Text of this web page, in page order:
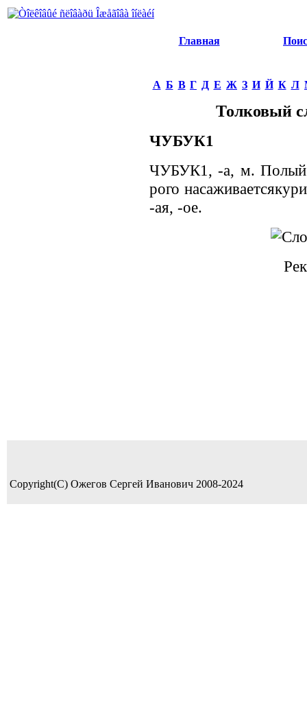
Главная
А Б В Г Д Е Ж З И Й К Л
Толковый
ЧУБУК1
ЧУБУК1, -а, м. Полый
рого
-ая, -ое.
Copyright(C) Ожегов Сергей Иванович 2008-2024